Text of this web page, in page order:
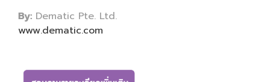
By: Dematic Pte. Ltd.
www.dematic.com